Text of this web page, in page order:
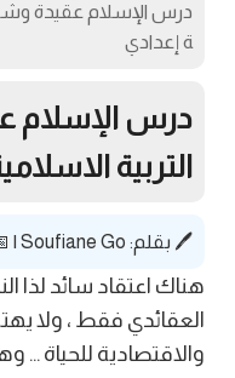
درس الإسلام عقيدة
ة إعدادي
درس الإسلام
التربية
🖊️ بقلم: Soufiane Go
|
هناك اعتقاد سائد لذا
العقائدي فقط ، ولا
والاقتصادية للحياة …